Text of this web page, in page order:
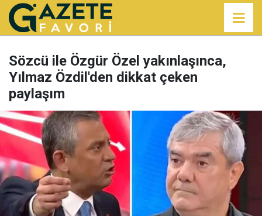
Sözcü ile Özgür Özel yakınlaşınca,
Yılmaz Özdil'den dikkat çeken
paylaşım